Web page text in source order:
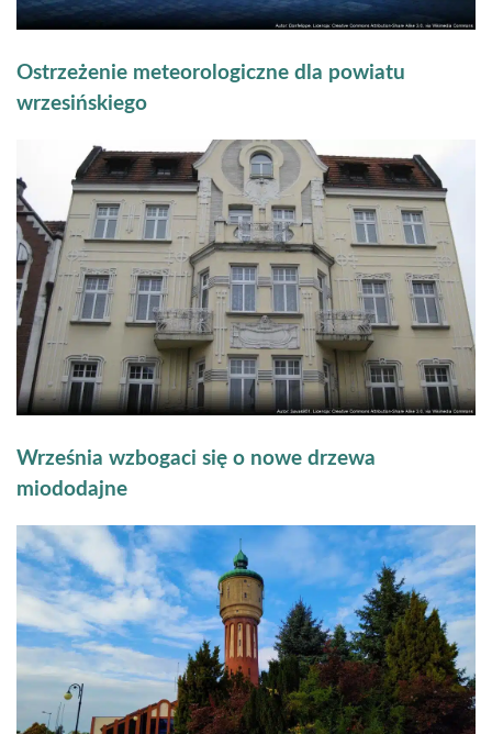
Ostrzeżenie meteorologiczne dla powiatu
wrzesińskiego
Września wzbogaci się o nowe drzewa
miododajne